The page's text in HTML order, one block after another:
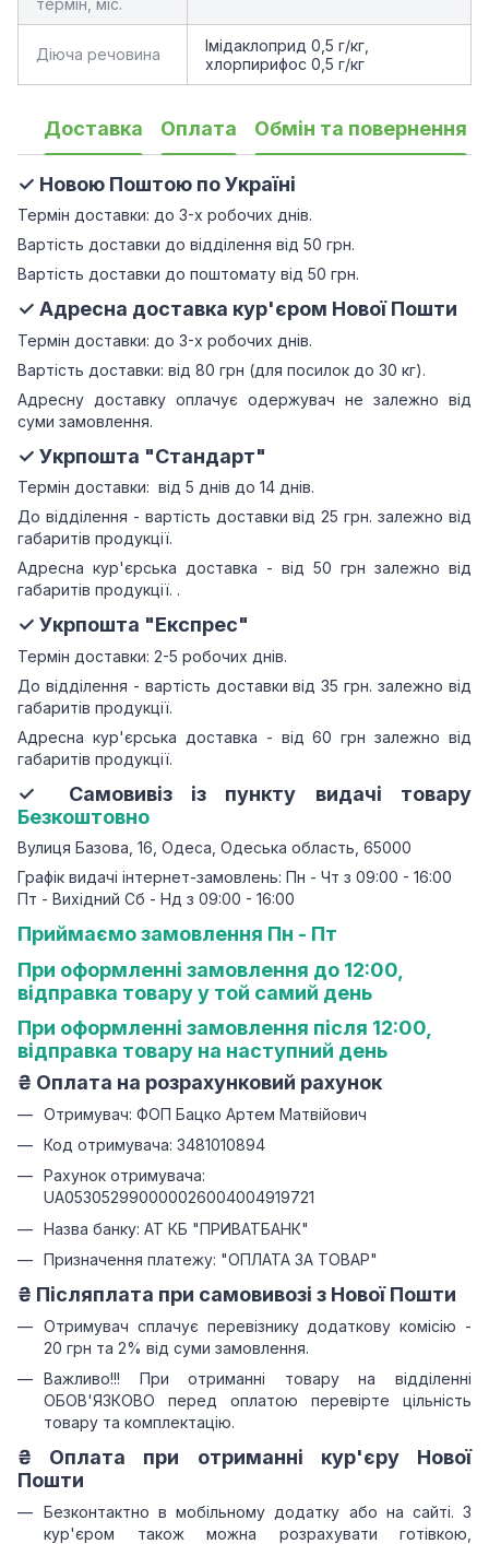
Діюча речовина
Імідаклоприд 0,5 г/кг,
хлорпирифос 0,5 г/кг
Доставка Оплата Обмін та повернення
✓ Новою Поштою по Україні
Термін доставки: до 3-х робочих днів.
Вартість доставки до відділення від 50 грн.
Вартість доставки до поштомату від 50 грн.
✓ Адресна доставка кур'єром Нової Пошти
Термін доставки: до 3-х робочих днів.
Вартість доставки: від 80 грн (для посилок до 30 кг).
Адресну доставку оплачує одержувач не залежно від
суми замовлення.
✓ Укрпошта "Стандарт"
Термін доставки: від 5 днів до 14 днів.
До відділення - вартість доставки від 25 грн.залежно від
габаритів продукції.
Адресна кур'єрська доставка - від 50 грн залежно від
габаритів продукції. .
✓ Укрпошта "Експрес"
Термін доставки: 2-5 робочих днів.
До відділення - вартість доставки від 35 грн.залежно від
габаритів продукції.
Адресна кур'єрська доставка - від 60 грн залежно від
габаритів продукції.
✓ Самовивіз із пункту видачі товару
Безкоштовно
Вулиця Базова, 16, Одеса, Одеська область, 65000
Графік видачі інтернет-замовлень: Пн - Чт з 09:00 - 16:00
Пт - Вихідний Сб - Нд з 09:00 - 16:00
Приймаємо замовлення Пн - Пт
При оформленні замовлення до 12:00,
відправка товару у той самий день
При оформленні замовлення після 12:00,
відправка товару на наступний день
₴ Оплата на розрахунковий рахунок
Отримувач: ФОП Бацко Артем Матвійович
Код отримувача: 3481010894
Рахунок отримувача:
UA053052990000026004004919721
Назва банку: АТ КБ "ПРИВАТБАНК"
Призначення платежу: "ОПЛАТА ЗА ТОВАР"
₴ Післяплата при самовивозі з Нової Пошти
Отримувач сплачує перевізнику додаткову комісію -
20 грн та 2% від суми замовлення.
Важливо!!! При отриманні товару на відділенні
ОБОВ'ЯЗКОВО перед оплатою перевірте цільність
товару та комплектацію.
₴ Оплата при отриманні кур'єру Нової
Пошти
Безконтактно в мобільному додатку або на сайті. З
кур'єром також можна розрахувати готівкою,